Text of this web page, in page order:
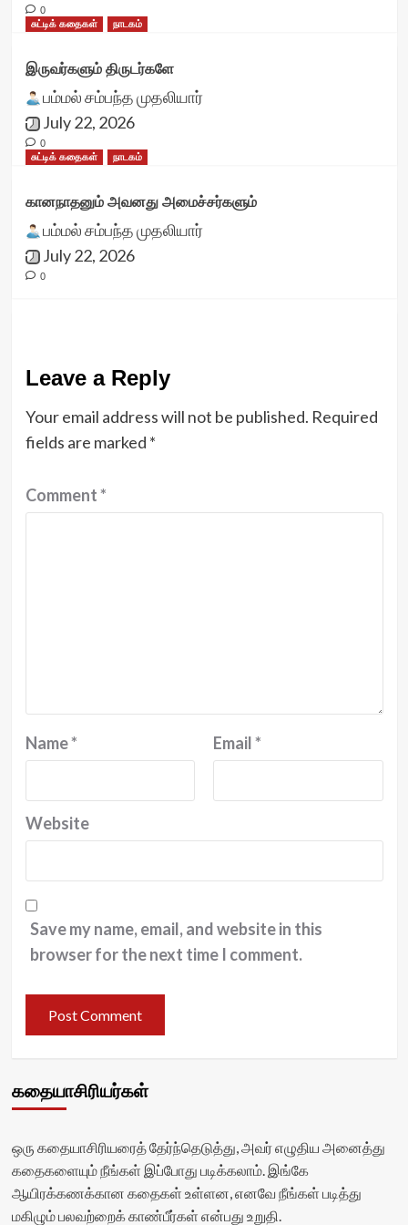
0
சுட்டிக் கதைகள்
நாடகம்
இருவர்களும் திருடர்களே
பம்மல் சம்பந்த முதலியார்
July 22, 2026
0
சுட்டிக் கதைகள்
நாடகம்
கானநாதனும் அவனது அமைச்சர்களும்
பம்மல் சம்பந்த முதலியார்
July 22, 2026
0
Leave a Reply
Your email address will not be published. Required
fields are marked *
Comment*
Name* Email*
Website
Save my name, email, and website in this
browser for the next time I comment.
கதையாசிரியர்கள்
ஒரு கதையாசிரியரைத் தேர்ந்தெடுத்து, அவர் எழுதிய அனைத்து
கதைகளையும் நீங்கள் இப்போது படிக்கலாம். இங்கே
ஆயிரக்கணக்கான கதைகள் உள்ளன, எனவே நீங்கள் படித்து
மகிழும் பலவற்றைக் காண்பீர்கள் என்பது உறுதி.